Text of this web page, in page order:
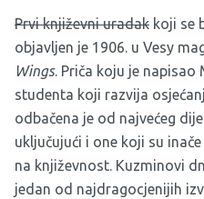
Prvi književni uradak koji se
objavljen je 1906. u Vesy
Wings. Priča koju je napisao
studenta koji razvija
odbačena je od najvećeg
uključujući i one koji su
na književnost. Kuzminovi
jedan od najdragocjenijih